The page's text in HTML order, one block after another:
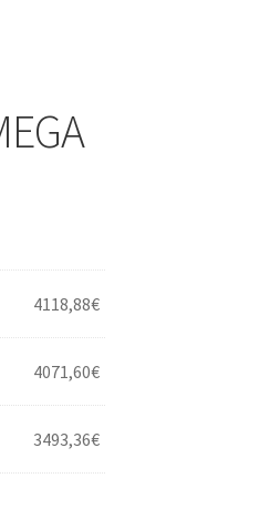
4118,88€
4071,60€
3493,36€